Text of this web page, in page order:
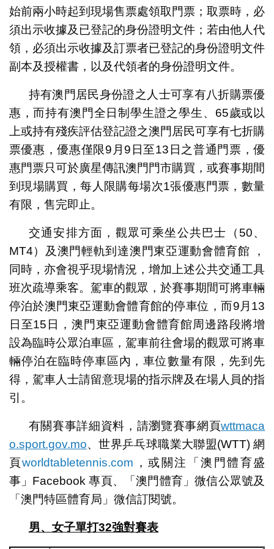
始前兩小時起到現場售票處領取門票；取票時，必
須出示收據及已登記的身份證明文件；若由他人代
領，必須出示收據及訂票者已登記的身份證明文件
副本及授權書，以及代領者的身份證明文件。
持有澳門居民身份證之人士可享有八折購票優
惠，而持有澳門全日制學生證之學生、65歲或以
上或持有殘疾評估登記證之澳門居民可享有七折購
票優惠，優惠僅限9月9日至13日之普通門票，優
惠門票只可於廣星傳訊澳門門市購買，或賽事期間
到現場購買，每人限購每場次1張優惠門票，數量
有限，售完即止。
交通安排方面，觀眾可乘坐公共巴士（50、
MT4）及澳門輕軌到達澳門東亞運動會體育館 ，
同時，亦會視乎現場情況，增加上述公共交通工具
班次疏導乘客。駕車的觀眾，於賽事期間可將車輛
停泊於澳門東亞運動會體育館的停車位，而9月13
日至15日，澳門東亞運動會體育館周邊路段將增
設為臨時公眾泊車區，駕車前往會場的觀眾可將車
輛停泊在臨時停車區內，車位數量有限，先到先
得，駕車人士請留意現場的指示牌及在場人員的指
引。
有關賽事詳細資料，請瀏覽賽事網頁wttmaca
o.sport.gov.mo、世界乒乓球職業大聯盟(WTT) 網
頁worldtabletennis.com ，或關注「澳門體育盛
事」Facebook 專頁、「澳門體育」微信公眾號及
「澳門特區體育局」微信訂閱號。
男、女子單打32強對賽表